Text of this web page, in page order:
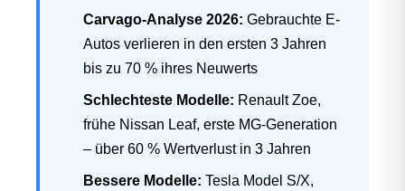
Carvago-Analyse 2026: Gebrauchte E-
Autos verlieren in den ersten 3 Jahren
bis zu 70 % ihres Neuwerts
Schlechteste Modelle: Renault Zoe,
frühe Nissan Leaf, erste MG-Generation
– über 60 % Wertverlust in 3 Jahren
Bessere Modelle: Tesla Model S/X,